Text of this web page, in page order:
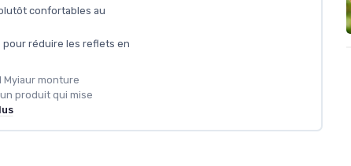
confortables au
pour réduire les reflets en
Myiaur monture
produit qui mise